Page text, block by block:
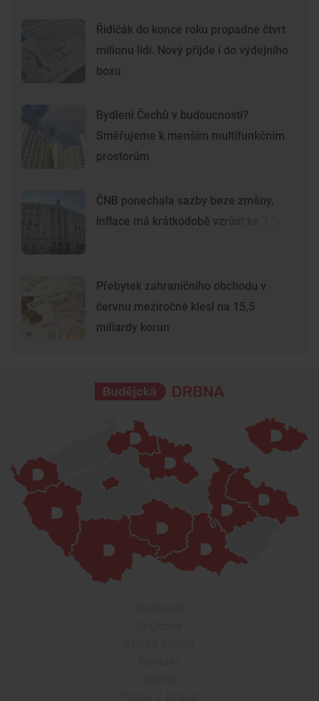
Řidičák do konce roku propadne čtvrt
milionu lidí. Nový přijde i do výdejního
boxu
Bydlení Čechů v budoucnosti?
Směřujeme k menším multifunkčním
prostorům
ČNB ponechala sazby beze změny,
inflace má krátkodobě vzrůst ke 3 %
Přebytek zahraničního obchodu v
červnu meziročně klesl na 15,5
miliardy korun